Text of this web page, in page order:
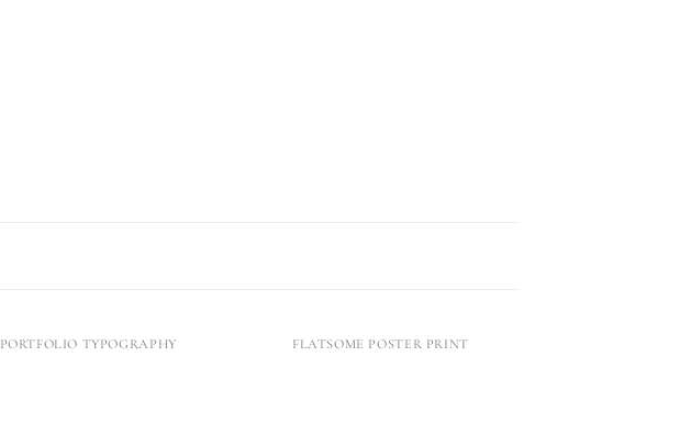
PORTFOLIO TYPOGRAPHY FLATSOME POSTER PRINT